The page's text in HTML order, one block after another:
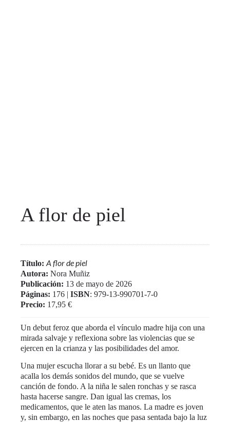
A flor de piel
Título: A flor de piel
Autora: Nora Muñiz
Publicación: 13 de mayo de 2026
Páginas: 176 | ISBN: 979-13-990701-7-0
Precio: 17,95 €
Un debut feroz que aborda el vínculo madre hija con una
mirada salvaje y reflexiona sobre las violencias que se
ejercen en la crianza y las posibilidades del amor.
Una mujer escucha llorar a su bebé. Es un llanto que
acalla los demás sonidos del mundo, que se vuelve
canción de fondo. A la niña le salen ronchas y se rasca
hasta hacerse sangre. Dan igual las cremas, los
medicamentos, que le aten las manos. La madre es joven
y, sin embargo, en las noches que pasa sentada bajo la luz